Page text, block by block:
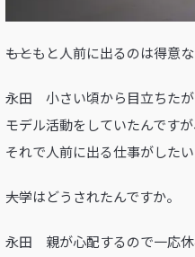
――もともと人前に出るのは得意
永田 小さい頃から目立ちたが
モデル活動をしていたんです
それで人前に出る仕事がした
――大学はどうされたんですか。
永田 親が心配するので一応休